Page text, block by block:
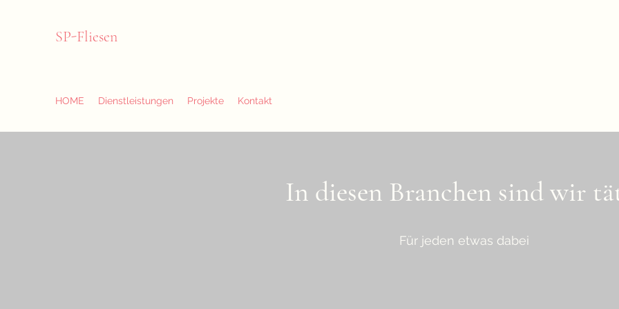
SP-Fliesen
HOME Dienstleistungen Projekte Kontakt
In diesen Branchen sind wir
Für jeden etwas dabei